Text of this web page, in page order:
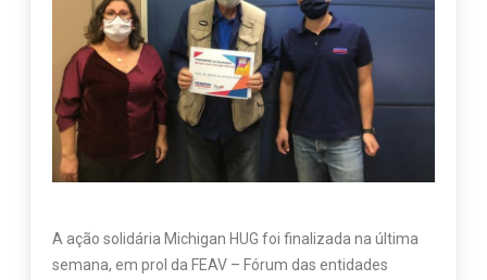
A ação solidária Michigan HUG foi finalizada na última
semana, em prol da FEAV – Fórum das entidades